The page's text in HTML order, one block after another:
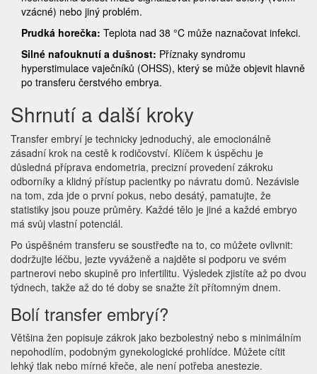
vzácné) nebo jiný problém.
Prudká horečka: Teplota nad 38 °C může naznačovat infekci.
Silné nafouknutí a dušnost: Příznaky syndromu
hyperstimulace vaječníků (OHSS), který se může objevit hlavně
po transferu čerstvého embrya.
Shrnutí a další kroky
Transfer embryí je technicky jednoduchý, ale emocionálně
zásadní krok na cestě k rodičovství. Klíčem k úspěchu je
důsledná příprava endometria, precizní provedení zákroku
odborníky a klidný přístup pacientky po návratu domů. Nezávisle
na tom, zda jde o první pokus, nebo desátý, pamatujte, že
statistiky jsou pouze průměry. Každé tělo je jiné a každé embryo
má svůj vlastní potenciál.
Po úspěšném transferu se soustřeďte na to, co můžete ovlivnit:
dodržujte léčbu, jezte vyváženě a najděte si podporu ve svém
partnerovi nebo skupině pro infertilitu. Výsledek zjistíte až po dvou
týdnech, takže až do té doby se snažte žít přítomným dnem.
Bolí transfer embryí?
Většina žen popisuje zákrok jako bezbolestný nebo s minimálním
nepohodlím, podobným gynekologické prohlídce. Můžete cítit
lehký tlak nebo mírné křeče, ale není potřeba anestezie.